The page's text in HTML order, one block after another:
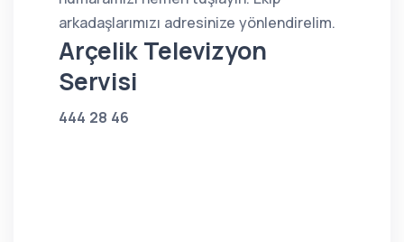
arkadaşlarımızı adresinize yönlendirelim.
Arçelik Televizyon
Servisi
444 28 46